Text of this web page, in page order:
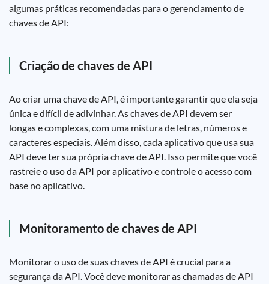
algumas práticas recomendadas para o gerenciamento de
chaves de API:
Criação de chaves de API
Ao criar uma chave de API, é importante garantir que ela seja
única e difícil de adivinhar. As chaves de API devem ser
longas e complexas, com uma mistura de letras, números e
caracteres especiais. Além disso, cada aplicativo que usa sua
API deve ter sua própria chave de API. Isso permite que você
rastreie o uso da API por aplicativo e controle o acesso com
base no aplicativo.
Monitoramento de chaves de API
Monitorar o uso de suas chaves de API é crucial para a
segurança da API. Você deve monitorar as chamadas de API